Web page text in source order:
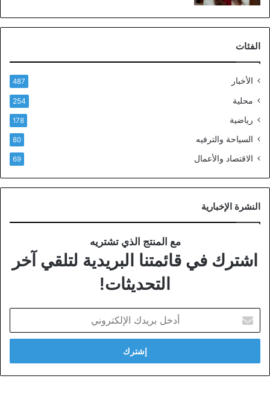
الفئات
الأخبار 487
محلية 254
رياضية 178
السياحة والترفيه 80
الاقتصاد والأعمال 69
النشرة الإخبارية
مع المنتج الذي تشتريه
اشترك في قائمتنا البريدية لتلقي آخر
التحديثات!
بريدك
الإلكتروني